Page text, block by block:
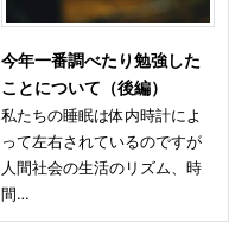
今年一番調べたり勉強した
ことについて（後編）
私たちの睡眠は体内時計によ
って左右されているのですが
人間社会の生活のリズム、時
間…